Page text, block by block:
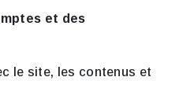
et des
le site, les contenus et